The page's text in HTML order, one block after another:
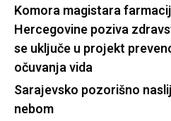
Komora magistara
Hercegovine poziva
se uključe u projekt
očuvanja vida
Sarajevsko pozorišno
nebom